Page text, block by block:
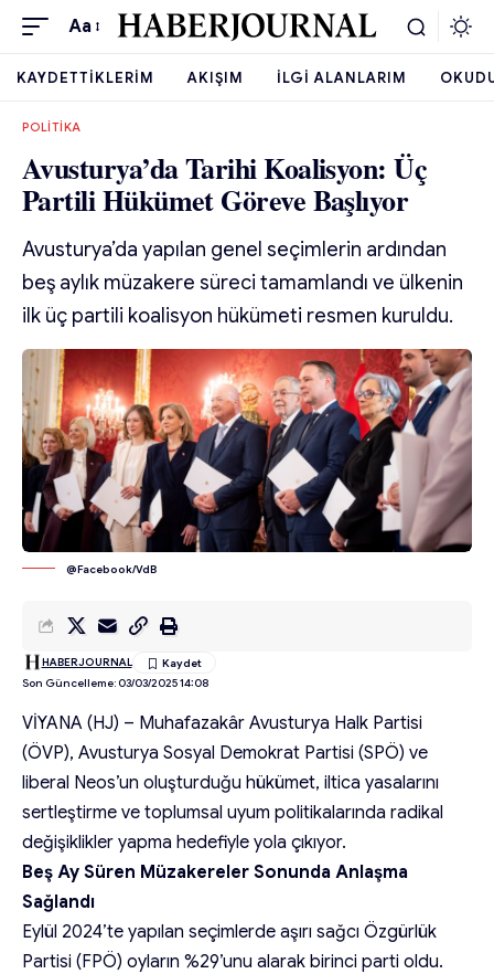
Aa
KAYDETTIKLERIM AKIŞIM İLGI ALANLARIM
POLITIKA
Avusturya’da Tarihi Koalisyon: Üç
Partili Hükümet Göreve Başlıyor
Avusturya’da yapılan genel seçimlerin ardından
beş aylık müzakere süreci tamamlandı ve ülkenin
ilk üç partili koalisyon hükümeti resmen kuruldu.
@Facebook/VdB
Son Güncelleme: 03/03/2025 14:08
HABERJOURNAL
VİYANA (HJ) – Muhafazakâr Avusturya Halk Partisi
(ÖVP), Avusturya Sosyal Demokrat Partisi (SPÖ) ve
liberal Neos’un oluşturduğu hükümet, iltica yasalarını
sertleştirme ve toplumsal uyum politikalarında radikal
değişiklikler yapma hedefiyle yola çıkıyor.
Beş Ay Süren Müzakereler Sonunda Anlaşma
Sağlandı
Eylül 2024’te yapılan seçimlerde aşırı sağcı Özgürlük
Partisi (FPÖ) oyların %29’unu alarak birinci parti oldu.